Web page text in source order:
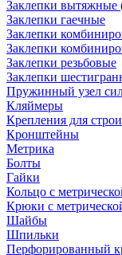
Заклепки вытяжные
Заклепки гаечные
Заклепки
Заклепки
Заклепки резьбовые
Заклепки
Пружинный узел
Кляймеры
Крепления для
Кронштейны
Метрика
Болты
Гайки
Кольцо с
Крюки с
Шайбы
Шпильки
Перфорированный